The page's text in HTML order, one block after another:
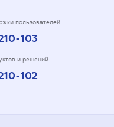
пользователей
103
и решений
102